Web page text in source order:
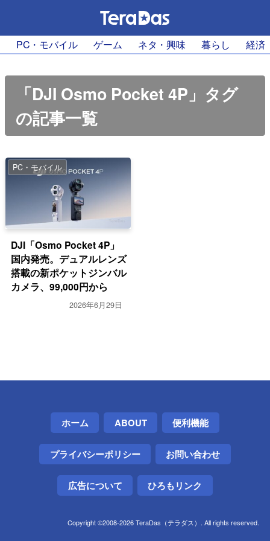
PC・モバイル ゲーム ネタ・興味 暮らし 経済
「DJI Osmo Pocket 4P」タグ
の記事一覧
PC・モバイル
DJI「Osmo Pocket 4P」
国内発売。デュアルレンズ
搭載の新ポケットジンバル
カメラ、99,000円から
2026年6月29日
ホーム ABOUT 便利機能
プライバシーポリシー お問い合わせ
広告について ひろもリンク
Copyright ©2008-2026 TeraDas（テラダス）. All rights reserved.